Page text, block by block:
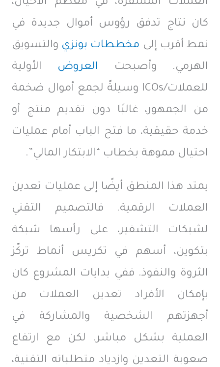
العملات المشفرة، في معظم الأحيان،
كان نتاج تدفق رؤوس أموال جديدة في
نمط أقرب إلى مخططات بونزي والتسويق
الهرمي. وأصبحت العروض الأولية
للعملات/ICOs
وسيلةً لجمع أموال ضخمة
من الجمهور، غالبًا دون تقديم منتج أو
خدمة حقيقية، ما فتح الباب أمام عمليات
احتيال مموهة بخطاب “الابتكار المالي”.
يمتد هذا المنطق أيضًا إلى عمليات تعدين
العملات الرقمية. فالتصميم التقني
لشبكات التشفير، على رأسها شبكة
بتكوين، أسهم في تكريس أنماط تركّز
الثروة والنفوذ. ففي بدايات المشروع كان
بإمكان الأفراد تعدين العملات من
أجهزتهم الشخصية والمشاركة في
العملية بشكل مباشر. لكن مع ارتفاع
صعوبة التعدين وازدياد متطلباته التقنية،